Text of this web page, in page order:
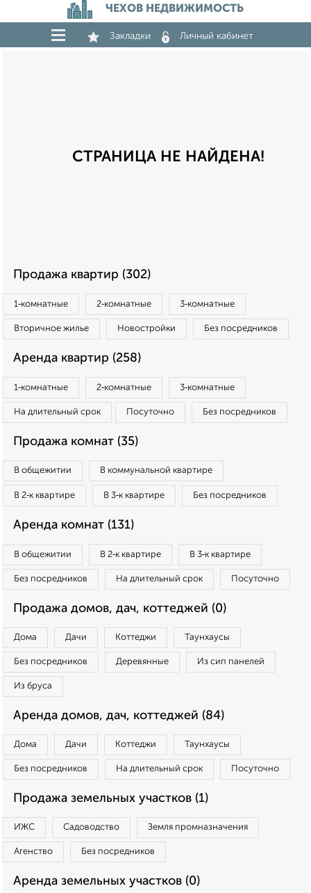
ЧЕХОВ НЕДВИЖИМОСТЬ
Закладки Личный кабинет
СТРАНИЦА НЕ НАЙДЕНА!
Продажа квартир (302)
1‑комнатные 2‑комнатные 3‑комнатные
Вторичное жилье Новостройки Без посредников
Аренда квартир (258)
1‑комнатные 2‑комнатные 3‑комнатные
На длительный срок Посуточно Без посредников
Продажа комнат (35)
В общежитии В коммунальной квартире
В 2‑к квартире В 3‑к квартире Без посредников
Аренда комнат (131)
В общежитии В 2‑к квартире В 3‑к квартире
Без посредников На длительный срок Посуточно
Продажа домов, дач, коттеджей (0)
Дома Дачи Коттеджи Таунхаусы
Без посредников Деревянные Из сип панелей
Из бруса
Аренда домов, дач, коттеджей (84)
Дома Дачи Коттеджи Таунхаусы
Без посредников На длительный срок Посуточно
Продажа земельных участков (1)
ИЖС Садоводство Земля промназначения
Агенство Без посредников
Аренда земельных участков (0)